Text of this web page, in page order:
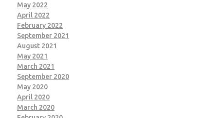
May 2022
April 2022
February 2022
September 2021
August 2021
May 2021
March 2021
September 2020
May 2020
April 2020
March 2020